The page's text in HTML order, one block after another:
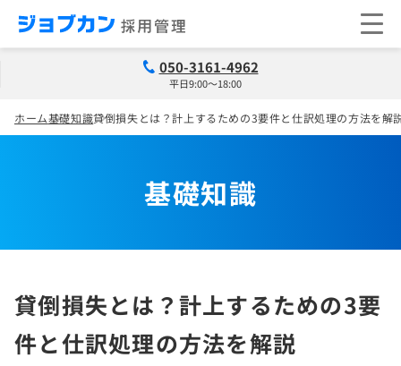
050-3161-4962
平日9:00～18:00
ホーム基礎知識貸倒損失とは？計上するための3要件と仕訳処理の方法を解
基礎知識
貸倒損失とは？計上するための3要
件と仕訳処理の方法を解説